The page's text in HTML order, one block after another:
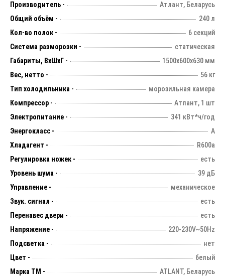
Производитель -
Атлант, Беларусь
Общий объём -
240 л
Кол-во полок -
6 секций
Система разморозки -
статическая
Габариты, ВхШхГ -
1500х600х630 мм
Вес, нетто -
56 кг
Тип холодильника -
морозильная камера
Компрессор -
Атлант, 1 шт
Электропитание -
341 кВт*ч/год
Энергокласс -
А
Хладагент -
R600а
Регулировка ножек -
есть
Уровень шума -
39 дБ
Управление -
механическое
Звук. сигнал -
есть
Перенавес двери -
есть
Напряжение -
220-230V~50Hz
Подсветка -
нет
Цвет -
белый
Марка ТМ -
ATLANT, Беларусь